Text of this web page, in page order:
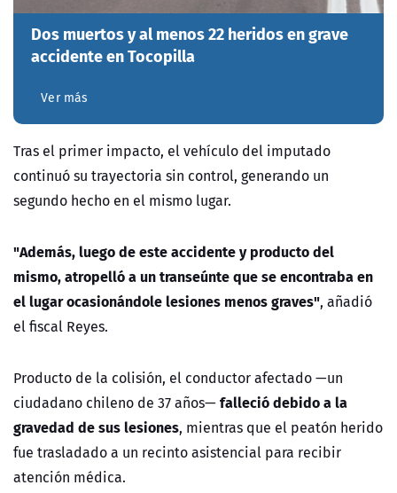
Dos muertos y al menos 22 heridos en grave
accidente en Tocopilla
Ver más
Tras el primer impacto, el vehículo del imputado
continuó su trayectoria sin control, generando un
segundo hecho en el mismo lugar.
"Además, luego de este accidente y producto del
mismo, atropelló a un transeúnte que se encontraba en
el lugar ocasionándole lesiones menos graves", añadió
el fiscal Reyes.
Producto de la colisión, el conductor afectado —un
ciudadano chileno de 37 años—falleció debido a la
gravedad de sus lesiones, mientras que el peatón herido
fue trasladado a un recinto asistencial para recibir
atención médica.